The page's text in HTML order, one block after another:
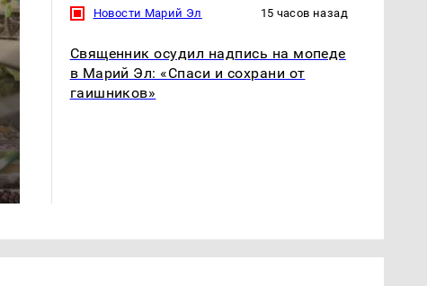
Новости Марий Эл 15 часов назад
Священник осудил надпись на мопеде
в Марий Эл: «Спаси и сохрани от
гаишников»